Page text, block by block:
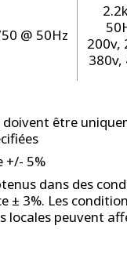
@ 50Hz
200v,
380v,
doivent être
+/- 5%
dans des
± 3%. Les
locales peuvent